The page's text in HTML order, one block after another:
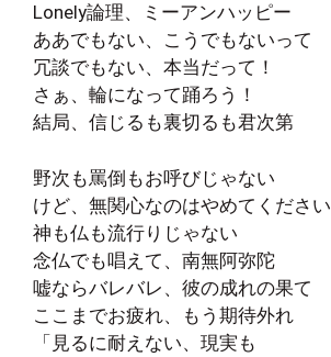
Lonely論理、ミーアンハッピー
ああでもない、こうでもないって
冗談でもない、本当だって！
さぁ、輪になって踊ろう！
結局、信じるも裏切るも君次第
野次も罵倒もお呼びじゃない
けど、無関心なのはやめてください
神も仏も流行りじゃない
念仏でも唱えて、南無阿弥陀
嘘ならバレバレ、彼の成れの果て
ここまでお疲れ、もう期待外れ
「見るに耐えない、現実も